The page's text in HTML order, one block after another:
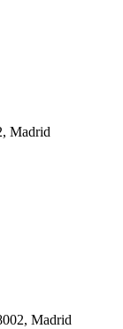
Madrid
Madrid